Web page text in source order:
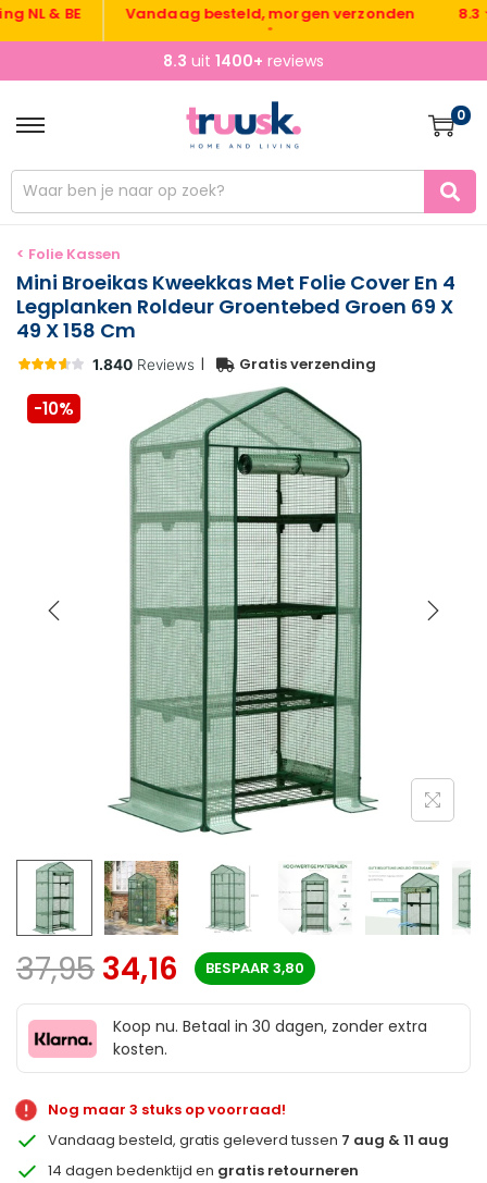
& BE Vandaag besteld, morgen verzonden 8.3 ★
8.3 uit 1400+ reviews
0
< Folie Kassen
Mini Broeikas Kweekkas Met Folie Cover En 4
Legplanken Roldeur Groentebed Groen 69 X
49 X 158 Cm
| Gratis verzending
-10%
37,95 34,16 BESPAAR 3,80
Koop nu. Betaal in 30 dagen, zonder extra
kosten.
Nog maar 3 stuks op voorraad!
Vandaag besteld, gratis geleverd tussen 7 aug & 11 aug
14 dagen bedenktijd en gratis retourneren